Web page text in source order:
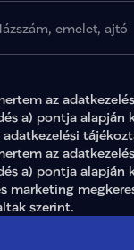
az
a) pontja alapján
adatkezelési
az
a) pontja alapján
marketing
szerint.